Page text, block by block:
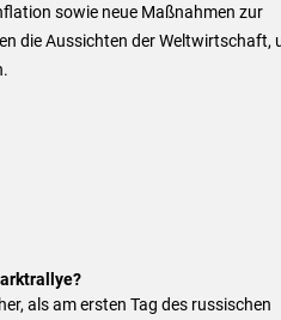
sowie neue Maßnahmen zur
die Aussichten der Weltwirtschaft,
als am ersten Tag des russischen